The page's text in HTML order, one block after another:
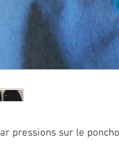
pressions sur le